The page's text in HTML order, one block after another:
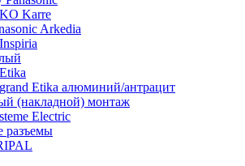
Karre
Arkedia
Etika алюминий/антрацит
(накладной) монтаж
Electric
разъемы